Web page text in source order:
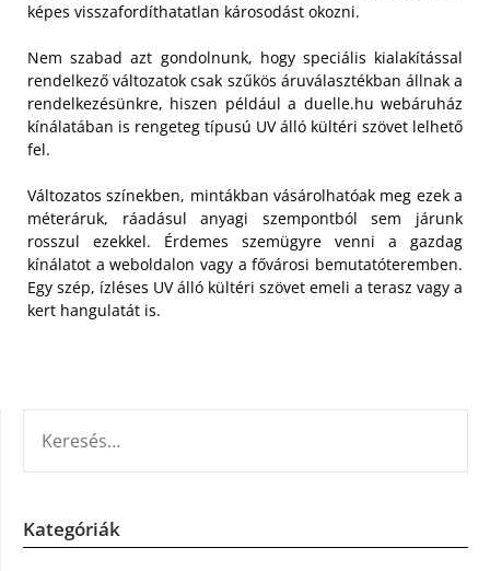
képes visszafordíthatatlan károsodást okozni.
Nem szabad azt gondolnunk, hogy speciális kialakítással
rendelkező változatok csak szűkös áruválasztékban állnak a
rendelkezésünkre, hiszen például a duelle.hu webáruház
kínálatában is rengeteg típusú UV álló kültéri szövet lelhető
fel.
Változatos színekben, mintákban vásárolhatóak meg ezek a
méteráruk, ráadásul anyagi szempontból sem járunk
rosszul ezekkel. Érdemes szemügyre venni a gazdag
kínálatot a weboldalon vagy a fővárosi bemutatóteremben.
Egy szép, ízléses UV álló kültéri szövet emeli a terasz vagy a
kert hangulatát is.
Kategóriák